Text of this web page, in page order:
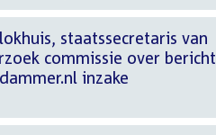
staatssecretaris van
commissie over
inzake